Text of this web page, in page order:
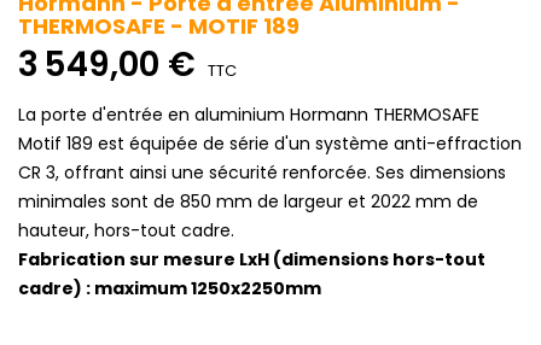
THERMOSAFE - MOTIF 189
3 549,00 € TTC
La porte d'entrée en aluminium Hormann THERMOSAFE
Motif 189 est équipée de série d'un système anti-effraction
CR 3, offrant ainsi une sécurité renforcée. Ses dimensions
minimales sont de 850 mm de largeur et 2022 mm de
hauteur, hors-tout cadre.
Fabrication sur mesure LxH (dimensions hors-tout
cadre) : maximum 1250x2250mm